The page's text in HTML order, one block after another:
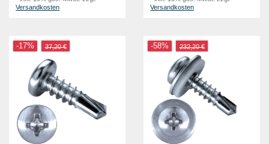
Versandkosten
Versandkosten
-17% 37,20 € -58% 232,20 €